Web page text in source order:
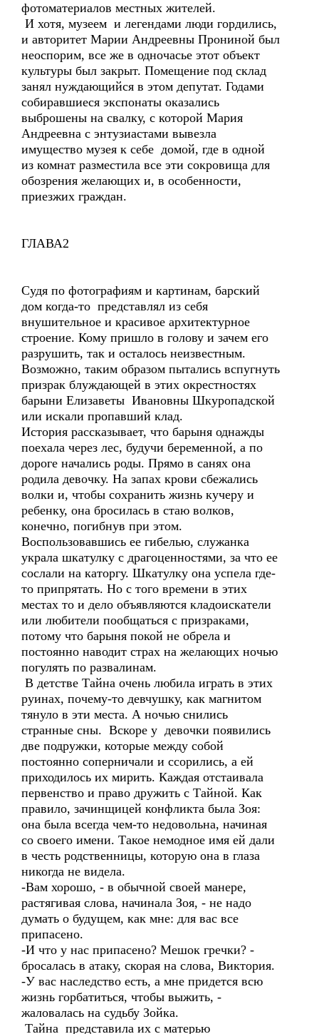
фотоматериалов местных жителей.
И хотя, музеем и легендами люди гордились,
и авторитет Марии Андреевны Прониной был
неоспорим, все же в одночасье этот объект
культуры был закрыт. Помещение под склад
занял нуждающийся в этом депутат. Годами
собиравшиеся экспонаты оказались
выброшены на свалку, с которой Мария
Андреевна с энтузиастами вывезла
имущество музея к себе домой, где в одной
из комнат разместила все эти сокровища для
обозрения желающих и, в особенности,
приезжих граждан.
ГЛАВА2
Судя по фотографиям и картинам, барский
дом когда-то представлял из себя
внушительное и красивое архитектурное
строение. Кому пришло в голову и зачем его
разрушить, так и осталось неизвестным.
Возможно, таким образом пытались вспугнуть
призрак блуждающей в этих окрестностях
барыни Елизаветы Ивановны Шкуропадской
или искали пропавший клад.
История рассказывает, что барыня однажды
поехала через лес, будучи беременной, а по
дороге начались роды. Прямо в санях она
родила девочку. На запах крови сбежались
волки и, чтобы сохранить жизнь кучеру и
ребенку, она бросилась в стаю волков,
конечно, погибнув при этом.
Воспользовавшись ее гибелью, служанка
украла шкатулку с драгоценностями, за что ее
сослали на каторгу. Шкатулку она успела где-
то припрятать. Но с того времени в этих
местах то и дело объявляются кладоискатели
или любители пообщаться с призраками,
потому что барыня покой не обрела и
постоянно наводит страх на желающих ночью
погулять по развалинам.
В детстве Тайна очень любила играть в этих
руинах, почему-то девчушку, как магнитом
тянуло в эти места. А ночью снились
странные сны. Вскоре у девочки появились
две подружки, которые между собой
постоянно соперничали и ссорились, а ей
приходилось их мирить. Каждая отстаивала
первенство и право дружить с Тайной. Как
правило, зачинщицей конфликта была Зоя:
она была всегда чем-то недовольна, начиная
со своего имени. Такое немодное имя ей дали
в честь родственницы, которую она в глаза
никогда не видела.
-Вам хорошо, - в обычной своей манере,
растягивая слова, начинала Зоя, - не надо
думать о будущем, как мне: для вас все
припасено.
-И что у нас припасено? Мешок гречки? -
бросалась в атаку, скорая на слова, Виктория.
-У вас наследство есть, а мне придется всю
жизнь горбатиться, чтобы выжить, -
жаловалась на судьбу Зойка.
Тайна представила их с матерью